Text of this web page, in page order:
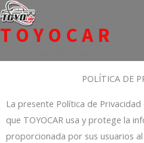
Ir
al
contenido
TOYOCAR
POLÍTICA DE
La presente Política de
que TOYOCAR usa y protege la
proporcionada por sus usuarios